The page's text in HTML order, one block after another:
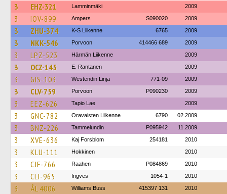
3 EHZ-321 Lamminmäki 2009
3 IOV-899 Ampers S090020 2009
3 ZHU-374 K-S Liikenne 6765 2009
3 NKK-546 Porvoon 414466 689 2009
3 LPZ-523 Härmän Liikenne 2009
3 OCZ-145 E. Rantanen 2009
3 GIS-103 Westendin Linja 771-09 2009
3 CLV-759 Porvoon P090230 2009
3 EEZ-626 Tapio Lae 2009
3 GNC-782 Oravaisten Liikenne 6790 02.2009
3 BNZ-226 Tammelundin P095942 11.2009
3 XVE-636 Kaj Forsblom 254181 2010
3 KLU-111 Hokkinen 2010
3 CJF-766 Raahen P084869 2010
3 CLI-965 Ingves 1054-1 2010
3 ÅL 4006 Williams Buss 415397 131 2010